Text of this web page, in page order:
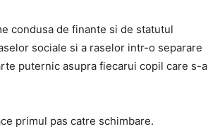
condusa de finante si de statutul
sociale si a raselor intr-o separare
puternic asupra fiecarui copil care s-a
primul pas catre schimbare.